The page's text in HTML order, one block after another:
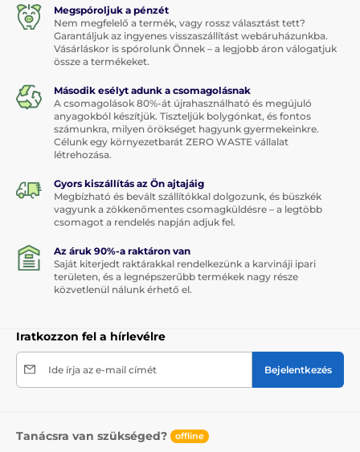
Megspóroljuk a pénzét
Nem megfelelő a termék, vagy rossz választást tett?
Garantáljuk az ingyenes visszaszállítást webáruházunkba.
Vásárláskor is spórolunk Önnek – a legjobb áron válogatjuk
össze a termékeket.
Második esélyt adunk a csomagolásnak
A csomagolások 80%-át újrahasználható és megújuló
anyagokból készítjük. Tiszteljük bolygónkat, és fontos
számunkra, milyen örökséget hagyunk gyermekeinkre.
Célunk egy környezetbarát ZERO WASTE vállalat
létrehozása.
Gyors kiszállítás az Ön ajtajáig
Megbízható és bevált szállítókkal dolgozunk, és büszkék
vagyunk a zökkenőmentes csomagküldésre – a legtöbb
csomagot a rendelés napján adjuk fel.
Az áruk 90%-a raktáron van
Saját kiterjedt raktárakkal rendelkezünk a karvináji ipari
területen, és a legnépszerűbb termékek nagy része
közvetlenül nálunk érhető el.
Iratkozzon fel a hírlevélre
Ide írja az e-mail címét Bejelentkezés
Tanácsra van szükséged? offline